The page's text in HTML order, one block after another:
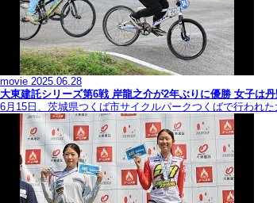
movie 2025.06.28
大東建託シリーズ第6戦 岸龍之介が2年ぶりに優勝 女子は
6月15日、茨城県つくば市サイクルパークつくばで行われ